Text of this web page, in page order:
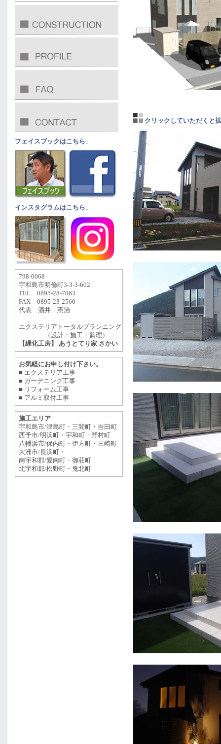
フェイスブックはこちら↓
インスタグラムはこちら↓
798-0068
宇和島市明倫町3-3-3-602
TEL 0895-28-7063
FAX 0895-23-2560
代表 酒井 憲治
エクステリアトータルプランニング
（設計・施工・監理）
【緑化工房】 あうとてり家 さかい
お気軽にお申し付け下さい。
■ エクステリア工事
■ ガーデニング工事
■ リフォーム工事
■ アルミ取付工事
施工エリア
宇和島市/津島町・三間町・吉田町
西予市/明浜町・宇和町・野村町
八幡浜市/保内町・伊方町・三崎町
大洲市/長浜町・
南宇和郡/愛南町・御荘町
北宇和郡/松野町・鬼北町
クリックしていただくと